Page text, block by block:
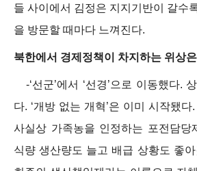
들 사이에서 김정은 지지기반이 갈수
을 방문할 때마다 느껴진다.
북한에서 경제정책이 차지하는 위상
-‘선군’에서 ‘선경’으로 이동했다.
다. ‘개방 없는 개혁’은 이미 시작됐다
사실상 가족농을 인정하는 포전담당
식량 생산량도 늘고 배급 상황도 좋